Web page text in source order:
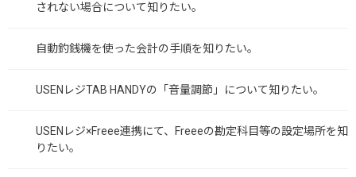
されない場合について知りたい。
自動釣銭機を使った会計の手順を知りたい。
USENレジTAB HANDYの「音量調節」について知りたい。
USENレジ×Freee連携にて、Freeeの勘定科目等の設定場所を知
りたい。